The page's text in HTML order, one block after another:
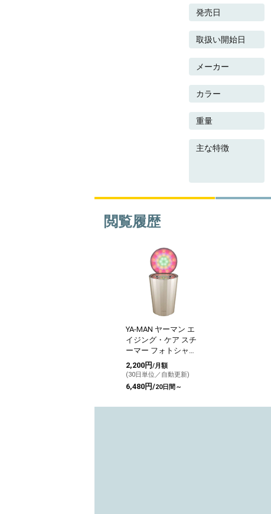
発売日
取扱い開始日
メーカー
カラー
重量
主な特徴
閲覧履歴
YA-MAN ヤーマン エ
イジング・ケア スチ
ーマー フォトシャイ
ン
2,200円/月額
(30日単位／自動更新)
6,480円/20日間～